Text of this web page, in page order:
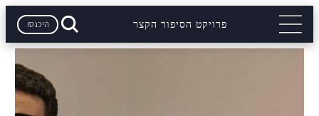
פרויקט הסיפור הקצר היכנסו